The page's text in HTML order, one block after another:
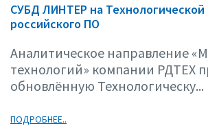
СУБД ЛИНТЕР на Технологической
российского ПО
Аналитическое направление
технологий» компании РДТЕХ
обновлённую Технологическу...
ПОДРОБНЕЕ..